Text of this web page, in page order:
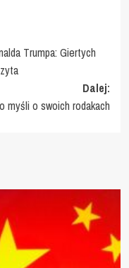
Trumpa: Giertych
Dalej:
myśli o swoich rodakach